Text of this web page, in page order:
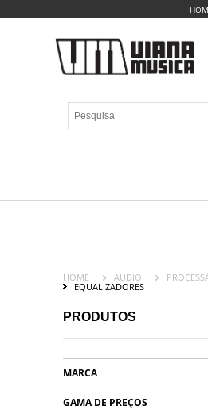
HOME AUDIO
EQUALIZADORES
PRODUTOS
MARCA
GAMA DE PREÇOS